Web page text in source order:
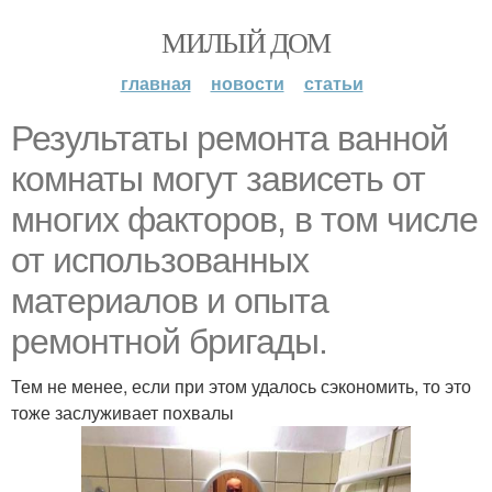
МИЛЫЙ ДОМ
главная новости статьи
Результаты ремонта ванной
комнаты могут зависеть от
многих факторов, в том числе
от использованных
материалов и опыта
ремонтной бригады.
Тем не менее, если при этом удалось сэкономить, то это
тоже заслуживает похвалы